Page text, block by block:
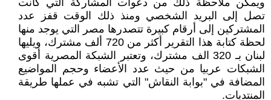
ويمكن ملاحظة ذلك من دعوات المشاركة التي كانت
تصل إلى البريد الشخصي ومنذ ذلك الوقت قفز عدد
المشتركين إلى أرقام كبيرة تتصدرها مصر التي يوجد منها
لحظة كتابة هذا التقرير أكثر من 720 ألف مشترك، ويليها
لبنان بـ 320 الف مشترك، وتعتبر الشبكة المصرية أقوى
الشبكات عربيا من حيث عدد الأعضاء وحجم المواضيع
المضافة في "بوابة النقاش" التي تشبه في عملها طريقة
المنتديات.